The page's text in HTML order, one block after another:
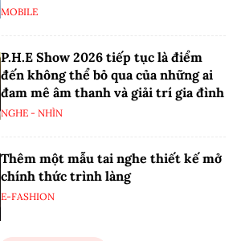
MOBILE
P.H.E Show 2026 tiếp tục là điểm
đến không thể bỏ qua của những ai
đam mê âm thanh và giải trí gia đình
NGHE - NHÌN
Thêm một mẫu tai nghe thiết kế mở
chính thức trình làng
E-FASHION